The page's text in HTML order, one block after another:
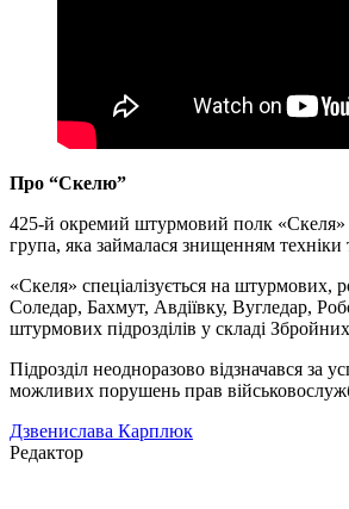
Про “Скелю”
425-й окремий штурмовий полк «Скеля»
група, яка займалася знищенням
«Скеля» спеціалізується на штурмових,
Соледар, Бахмут, Авдіївку, Вугледар,
штурмових підрозділів у складі
Підрозділ неодноразово відзначався за
можливих порушень прав
Дзвенислава Карплюк
Редактор